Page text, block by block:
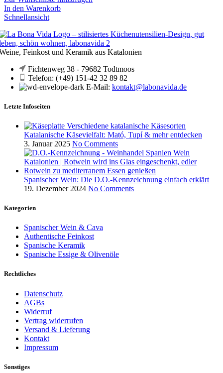
In den Warenkorb
Schnellansicht
Feinkost und Keramik aus Katalonien
Fichtenweg 38 - 79682 Todtmoos
Telefon: (+49) 151-42 32 89 82
E-Mail: kontakt@labonavida.de
Letzte Infoseiten
Katalanische Käsevielfalt: Mató, Tupí & mehr entdecken
3. Januar 2025 No Comments
Spanischer Wein: Die D.O.-Kennzeichnung einfach erklärt
19. Dezember 2024 No Comments
Kategorien
Spanischer Wein & Cava
Authentische Feinkost
Spanische Keramik
Spanische Essige & Olivenöle
Rechtliches
Datenschutz
AGBs
Widerruf
Vertrag widerrufen
Versand & Lieferung
Kontakt
Impressum
Sonstiges